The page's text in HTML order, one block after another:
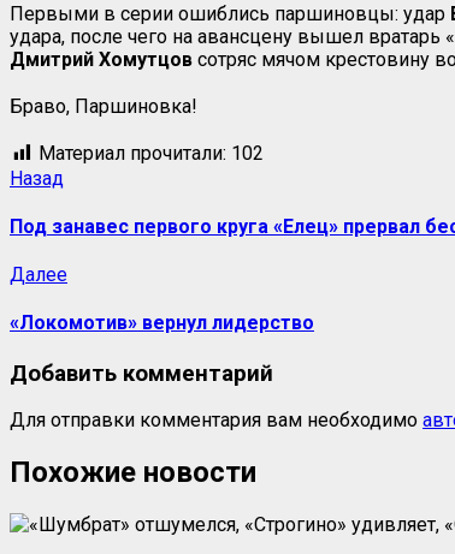
Первыми в серии ошиблись паршиновцы: удар
удара, после чего на авансцену вышел вратарь
Дмитрий Хомутцов сотряс мячом крестовину
Браво, Паршиновка!
Материал прочитали: 102
Навигация
записи
Назад
Под занавес первого круга «Елец»
ДалееСледующая
«Локомотив» вернул лидерство
Добавить комментарий
Для отправки комментария вам необходимо
Похожие новости